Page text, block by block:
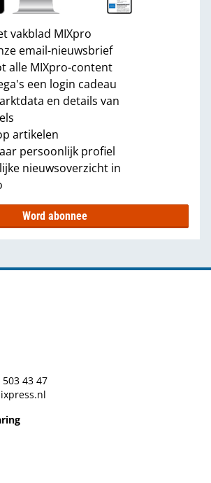
vakblad MIXpro
email-nieuwsbrief
alle MIXpro-content
een login cadeau
en details van
artikelen
persoonlijk profiel
nieuwsoverzicht in
Word abonnee
43 47